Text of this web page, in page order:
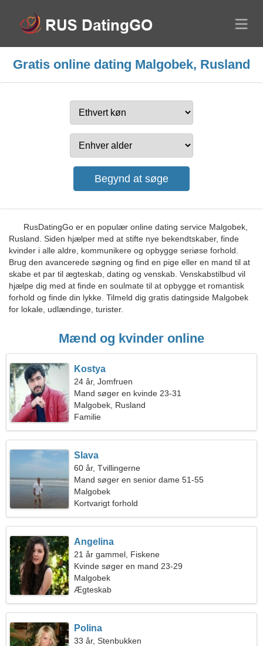
Gratis online dating Malgobek, Rusland
RusDatingGo er en populær online dating service Malgobek,
Rusland. Siden hjælper med at stifte nye bekendtskaber, finde
kvinder i alle aldre, kommunikere og opbygge seriøse forhold.
Brug den avancerede søgning og find en pige eller en mand til at
skabe et par til ægteskab, dating og venskab. Venskabstilbud vil
hjælpe dig med at finde en soulmate til at opbygge et romantisk
forhold og finde din lykke. Tilmeld dig gratis datingside Malgobek
for lokale, udlændinge, turister.
Mænd og kvinder online
Kostya
24 år, Jomfruen
Mand søger en kvinde 23-31
Malgobek, Rusland
Familie
Slava
60 år, Tvillingerne
Mand søger en senior dame 51-55
Malgobek
Kortvarigt forhold
Angelina
21 år gammel, Fiskene
Kvinde søger en mand 23-29
Malgobek
Ægteskab
Polina
33 år, Stenbukken